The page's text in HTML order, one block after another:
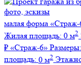
малая форма «Страж-
Жилая площадь: 0 м2
₽ «Страж-6» Размеры:
площадь: 0 м2